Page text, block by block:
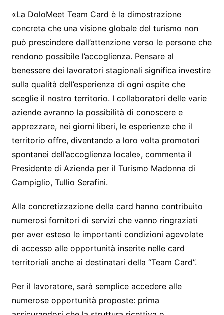
«La DoloMeet Team Card è la dimostrazione
concreta che una visione globale del turismo non
può prescindere dall’attenzione verso le persone che
rendono possibile l’accoglienza. Pensare al
benessere dei lavoratori stagionali significa investire
sulla qualità dell’esperienza di ogni ospite che
sceglie il nostro territorio. I collaboratori delle varie
aziende avranno la possibilità di conoscere e
apprezzare, nei giorni liberi, le esperienze che il
territorio offre, diventando a loro volta promotori
spontanei dell’accoglienza locale», commenta il
Presidente di Azienda per il Turismo Madonna di
Campiglio, Tullio Serafini.
Alla concretizzazione della card hanno contribuito
numerosi fornitori di servizi che vanno ringraziati
per aver esteso le importanti condizioni agevolate
di accesso alle opportunità inserite nelle card
territoriali anche ai destinatari della “Team Card”.
Per il lavoratore, sarà semplice accedere alle
numerose opportunità proposte: prima